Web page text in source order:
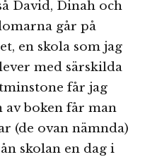
David, Dinah och
går på
en skola som jag
med särskilda
får jag
av boken får man
(de ovan nämnda)
skolan en dag i